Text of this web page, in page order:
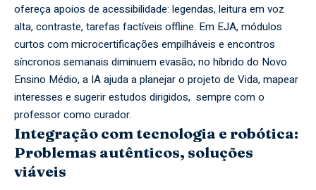
ofereça apoios de acessibilidade: legendas, leitura em voz
alta, contraste, tarefas factíveis offline. Em EJA, módulos
curtos com microcertificações empilháveis e encontros
síncronos semanais diminuem evasão; no híbrido do Novo
Ensino Médio, a IA ajuda a planejar o projeto de Vida, mapear
interesses e sugerir estudos dirigidos, sempre com o
professor como curador.
Integração com tecnologia e robótica:
Problemas autênticos, soluções
viáveis